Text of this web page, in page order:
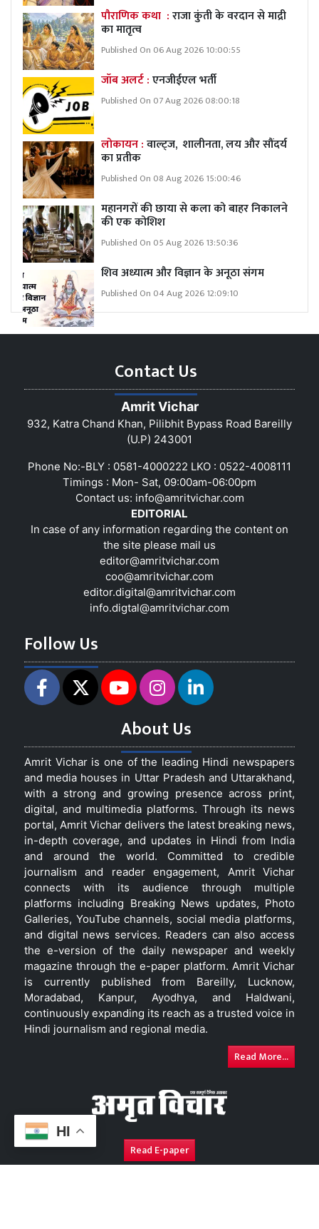
HI
पौराणिक कथा :राजा कुंती के वरदान से माद्री
का मातृत्व
Published On 06 Aug 2026 10:00:55
जॉब अलर्ट :एनजीईएल भर्ती
Published On 07 Aug 2026 08:00:18
लोकायन :वाल्ट्ज, शालीनता, लय और सौंदर्य
का प्रतीक
Published On 08 Aug 2026 15:00:46
महानगरों की छाया से कला को बाहर निकालने
की एक कोशिश
Published On 05 Aug 2026 13:50:36
शिव अध्यात्म और विज्ञान के अनूठा संगम
Published On 04 Aug 2026 12:09:10
Contact Us
Amrit Vichar
932, Katra Chand Khan, Pilibhit Bypass Road Bareilly
(U.P) 243001
Phone No:-BLY : 0581-4000222 LKO : 0522-4008111
Timings : Mon- Sat, 09:00am-06:00pm
Contact us: info@amritvichar.com
EDITORIAL
In case of any information regarding the content on
the site please mail us
editor@amritvichar.com
coo@amritvichar.com
editor.digital@amritvichar.com
info.digtal@amritvichar.com
Follow Us
About Us
Amrit Vichar is one of the leading Hindi newspapers
and media houses in Uttar Pradesh and Uttarakhand,
with a strong and growing presence across print,
digital, and multimedia platforms. Through its news
portal, Amrit Vichar delivers the latest breaking news,
in-depth coverage, and updates in Hindi from India
and around the world. Committed to credible
journalism and reader engagement, Amrit Vichar
connects with its audience through multiple
platforms including Breaking News updates, Photo
Galleries, YouTube channels, social media platforms,
and digital news services. Readers can also access
the e-version of the daily newspaper and weekly
magazine through the e-paper platform. Amrit Vichar
is currently published from Bareilly, Lucknow,
Moradabad, Kanpur, Ayodhya, and Haldwani,
continuously expanding its reach as a trusted voice in
Hindi journalism and regional media.
Read More...
Read E-paper